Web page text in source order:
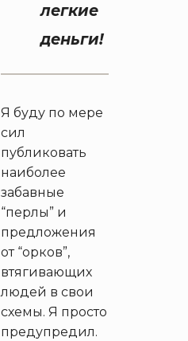
легкие
деньги!
Я буду по мере
сил
публиковать
наиболее
забавные
“перлы” и
предложения
от “орков”,
втягивающих
людей в свои
схемы. Я просто
предупредил.